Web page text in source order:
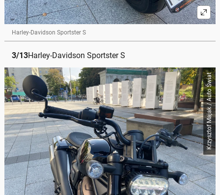
Harley-Davidson Sportster S
3/13Harley-Davidson Sportster S
Krzysztof Majak / Auto Świat